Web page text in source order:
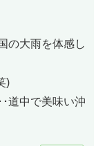
の大雨を体感し
)
道中で美味い沖